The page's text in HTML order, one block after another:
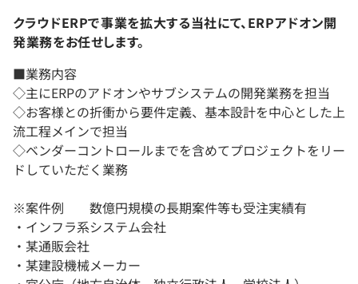
クラウドERPで事業を拡大する当社にて、ERPアドオン開
発業務をお任せします。
■業務内容
◇主にERPのアドオンやサブシステムの開発業務を担当
◇お客様との折衝から要件定義、基本設計を中心とした上
流工程メインで担当
◇ベンダーコントロールまでを含めてプロジェクトをリー
ドしていただく業務
※案件例 数億円規模の長期案件等も受注実績有
・インフラ系システム会社
・某通販会社
・某建設機械メーカー